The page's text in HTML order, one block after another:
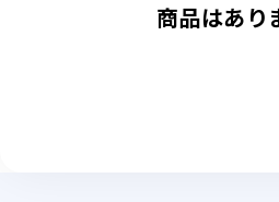
商品はあり